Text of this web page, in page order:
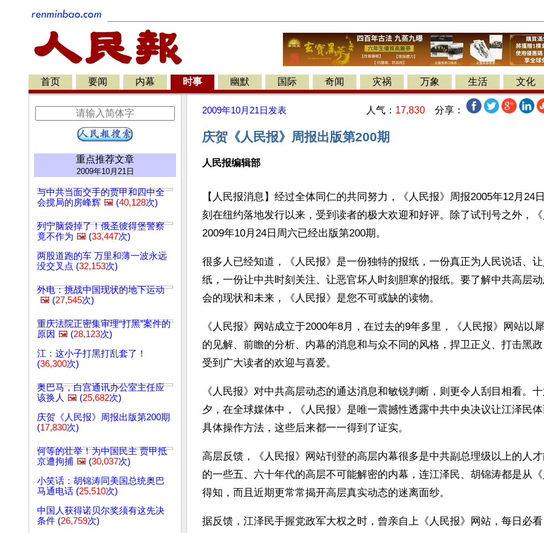
首页 要闻 内幕 时事 幽默 国际 奇闻 灾祸 万象 生活 文化
重点推荐文章
2009年10月21日
与中共当面交手的贾甲和四中全
会搅局的房峰辉 🖼️ (40,128次)
列宁脑袋掉了！俄圣彼得堡警察
竟不作为 🖼️ (33,447次)
两股道跑的车 万里和薄一波永远
没交叉点 (32,153次)
外电：挑战中国现状的地下运动
🖼️ (27,545次)
重庆法院正密集审理“打黑”案件的
原因 🖼️ (28,123次)
江：这小子打黑打乱套了！
(36,300次)
奥巴马，白宫通讯办公室主任应
该换人 🖼️ (25,682次)
庆贺《人民报》周报出版第200期
(17,830次)
何等的壮举！为中国民主 贾甲抵
京遭拘捕 🖼️ (30,037次)
小笑话：胡锦涛同美国总统奥巴
马通电话 (25,510次)
中国人获得诺贝尔奖须有这先决
条件 (26,759次)
2009年10月21日 发表 人气： 17,830 分享：
庆贺《人民报》周报出版第200期
人民报编辑部
【人民报消息】经过全体同仁的共同努力，《人民报》周报2005年12月24
刻在纽约落地发行以来，受到读者的极大欢迎和好评。除了试刊号之外，
2009年10月24日周六已经出版第200期。
很多人已经知道，《人民报》是一份独特的报纸，一份真正为人民说话、
纸，一份让中共时刻关注、让恶官坏人时刻胆寒的报纸。要了解中共高层
会的现状和未来，《人民报》是您不可或缺的读物。
《人民报》网站成立于2000年8月，在过去的9年多里，《人民报》网站以
的见解、前瞻的分析、内幕的消息和与众不同的风格，捍卫正义、打击黑
受到广大读者的欢迎与喜爱。
《人民报》对中共高层动态的通达消息和敏锐判断，则更令人刮目相看。
夕，在全球媒体中，《人民报》是唯一震撼性透露中共中央决议让江泽民
具体操作方法，这些后来都一一得到了证实。
高层反馈，《人民报》网站刊登的高层内幕很多是中共副总理级以上的人
的一些五、六十年代的高层不可能解密的内幕，连江泽民、胡锦涛都是从
得知，而且近期更常常揭开高层真实动态的迷离面纱。
据反馈，江泽民手握党政军大权之时，曾亲自上《人民报》网站，每日必